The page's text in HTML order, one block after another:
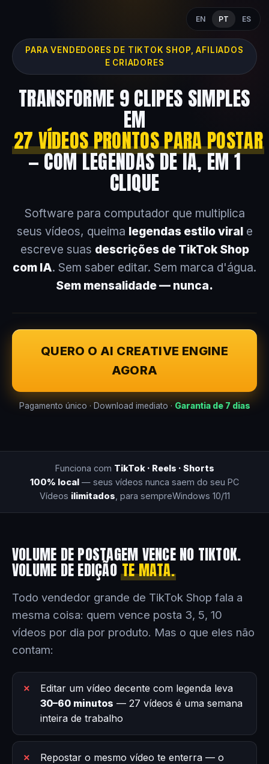
EN PT ES
PARA VENDEDORES DE TIKTOK SHOP, AFILIADOS
E CRIADORES
TRANSFORME 9 CLIPES SIMPLES
EM
27 VÍDEOS PRONTOS PARA POSTAR
— COM LEGENDAS DE IA, EM 1
CLIQUE
Software para computador que multiplica
seus vídeos, queima legendas estilo virale
escreve suas descrições de TikTok Shop
com IA. Sem saber editar. Sem marca d'água.
Sem mensalidade — nunca.
QUERO O AI CREATIVE ENGINE
AGORA
Pagamento único · Download imediato · Garantia de 7 dias
Funciona com TikTok · Reels · Shorts
100% local — seus vídeos nunca saem do seu PC
Vídeos ilimitados , para sempreWindows 10/11
VOLUME DE POSTAGEM VENCE NO TIKTOK.
VOLUME DE EDIÇÃOTE MATA.
Todo vendedor grande de TikTok Shop fala a
mesma coisa: quem vence posta 3, 5, 10
vídeos por dia por produto. Mas o que eles não
contam:
Editar um vídeo decente com legenda leva
30–60 minutos — 27 vídeos é uma semana
inteira de trabalho
Repostar o mesmo vídeo te enterra — o